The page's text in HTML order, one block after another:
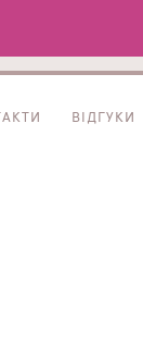
ВІДГУКИ